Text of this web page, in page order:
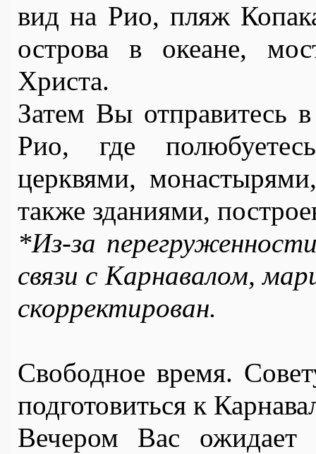
вид на Рио, пляж
острова в океане,
Христа.
Затем Вы отправитесь
Рио, где
церквями,
также зданиями,
*Из-за
связи с Карнавалом,
скорректирован.
Свободное время.
подготовиться к
Вечером Вас ожидает